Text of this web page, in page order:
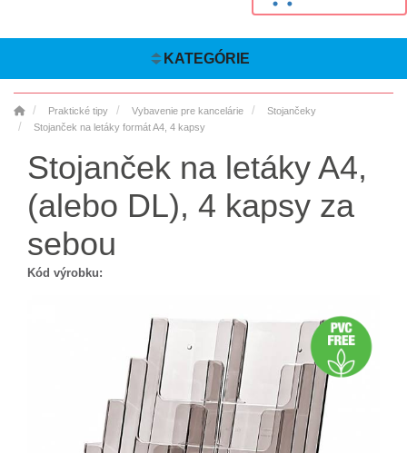
KATEGÓRIE
Praktické tipy Vybavenie pre kancelárie
Stojančeky
Stojanček na letáky formát A4, 4 kapsy
Stojanček na letáky A4,
(alebo DL), 4 kapsy za
sebou
Kód výrobku: